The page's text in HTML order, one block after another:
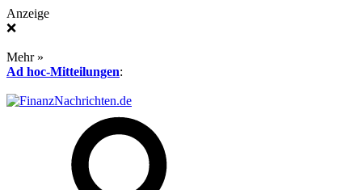
Anzeige
❌
Mehr »
Ad hoc-Mitteilungen: